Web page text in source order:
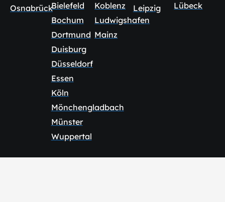
OsnabrückBielefeld
Bochum
Dortmund
Duisburg
Düsseldorf
Essen
Köln
Mönchengladbach
Münster
Wuppertal
Koblenz
Ludwigshafen
Mainz
Leipzig
Lübeck